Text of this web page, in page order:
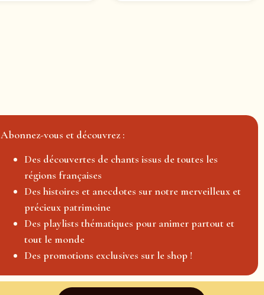
Abonnez-vous et découvrez :
Des découvertes de chants issus de toutes les
régions françaises
Des histoires et anecdotes sur notre merveilleux et
précieux patrimoine
Des playlists thématiques pour animer partout et
tout le monde
Des promotions exclusives sur le shop !